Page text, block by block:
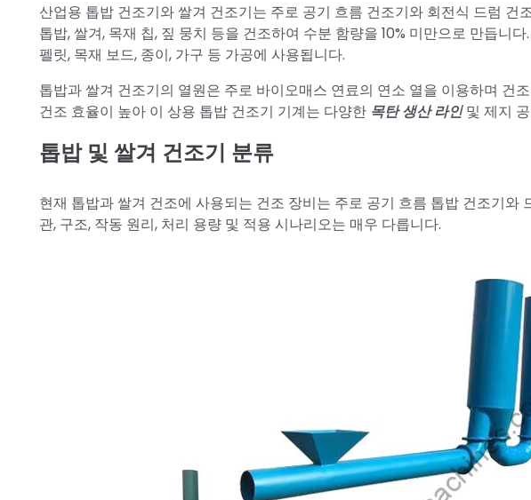
산업용 톱밥 건조기와 쌀겨 건조기는 주로 공기 흐름 건조기와 회전식 드럼 건
톱밥, 쌀겨, 목재 칩, 짚 뭉치 등을 건조하여 수분 함량을 10% 미만으로 만듭니
펠릿, 목재 보드, 종이, 가구 등 가공에 사용됩니다.
톱밥과 쌀겨 건조기의 열원은 주로 바이오매스 연료의 연소 열을 이용하며 건
건조 효율이 높아 이 상용 톱밥 건조기 기계는 다양한 목탄 생산 라인및 제지
톱밥 및 쌀겨 건조기 분류
현재 톱밥과 쌀겨 건조에 사용되는 건조 장비는 주로 공기 흐름 톱밥 건조기와
관, 구조, 작동 원리, 처리 용량 및 적용 시나리오는 매우 다릅니다.